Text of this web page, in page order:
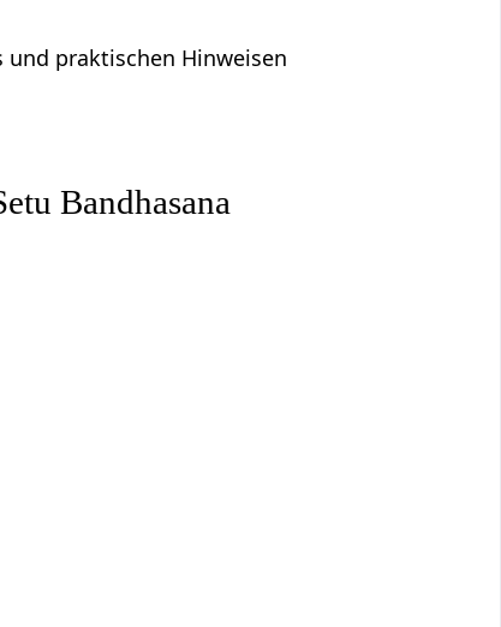
praktischen Hinweisen
Bandhasana